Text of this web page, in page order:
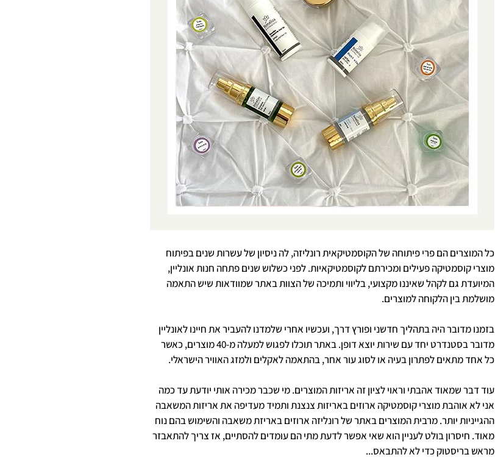
כל המוצרים הם פרי פיתוחה של הקוסמטיקאית רונליזה, לה ניסיון של עשרות שנים בפיתוח
מוצרי קוסמטיקה פעילים ומכירתם לקוסמטיקאיות. לפני כשלוש שנים פתחה חנות אונליין,
המיועדת גם לקהל שאיננו מקצועי, בליווי ותמיכה של הצוות באתר שמוודאות שיש התאמה
מושלמת בין הלקוחה למוצרים.
בזמנו מדובר היה בתהליך חדשני ופורץ דרך, ועכשיו אחרי שלמדנו להעביר את חיינו לאונליין
מדובר בסטנדרט יחד עם שירות יוצא דופן. באתר תוכלו לפגוש למעלה מ-40 מוצרים, כאשר
כל אחד מתאים לפתרון בעיה או לסוג עור אחר, בהתאמה לאקלים ולמזג האוויר הישראלי.
עוד דבר שמאוד אהבתי וראוי לציון זה אריזות המוצרים. מי שכבר מכירה אותי יודעת עד כמה
אני לא אוהבת מוצרי קוסמטיקה ארוזים באריזות צנצנת ותמיד מעדיפה את אריזות המשאבה
ההגייניות יותר. מרבית המוצרים באתר של רונליזה ארוזים באריזת משאבה והשימוש בהם נוח
מאוד. חיסרון בולט לעניין הוא שאי אפשר לדעת מתי הם עומדים להסתיים, אז צריך להתאבזר
מראש בריסטוק כדי לא להתבאס...